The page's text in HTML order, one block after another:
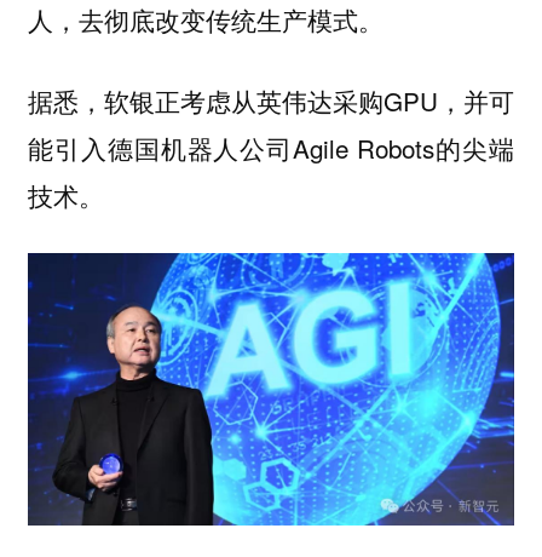
人，去彻底改变传统生产模式。
据悉，软银正考虑从英伟达采购GPU，并可
能引入德国机器人公司Agile Robots的尖端
技术。